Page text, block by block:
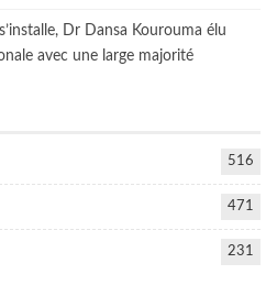
Dr Dansa Kourouma élu
avec une large majorité
516
471
231